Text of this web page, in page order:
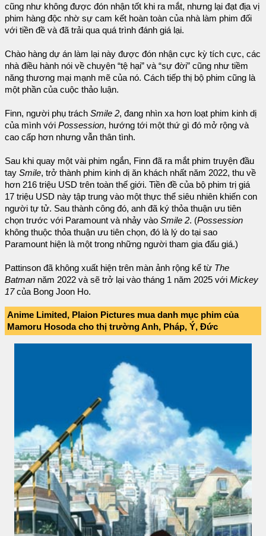
cũng như không được đón nhận tốt khi ra mắt, nhưng lại đạt địa vị
phim hàng độc nhờ sự cam kết hoàn toàn của nhà làm phim đối
với tiền đề và đã trải qua quá trình đánh giá lại.
Chào hàng dự án làm lại này được đón nhận cực kỳ tích cực, các
nhà điều hành nói về chuyện “tệ hại” và “sự đời” cũng như tiềm
năng thương mại mạnh mẽ của nó. Cách tiếp thị bộ phim cũng là
một phần của cuộc thảo luận.
Finn, người phụ trách Smile 2, đang nhìn xa hơn loạt phim kinh dị
của mình với Possession, hướng tới một thứ gì đó mở rộng và
cao cấp hơn nhưng vẫn thân tình.
Sau khi quay một vài phim ngắn, Finn đã ra mắt phim truyện đầu
tay Smile, trở thành phim kinh dị ăn khách nhất năm 2022, thu về
hơn 216 triệu USD trên toàn thế giới. Tiền đề của bộ phim trị giá
17 triệu USD này tập trung vào một thực thể siêu nhiên khiến con
người tự tử. Sau thành công đó, anh đã ký thỏa thuận ưu tiên
chọn trước với Paramount và nhảy vào Smile 2. (Possession
không thuộc thỏa thuận ưu tiên chọn, đó là lý do tại sao
Paramount hiện là một trong những người tham gia đấu giá.)
Pattinson đã không xuất hiện trên màn ảnh rộng kể từ The
Batman năm 2022 và sẽ trở lại vào tháng 1 năm 2025 với Mickey
17của Bong Joon Ho.
Anime Limited, Plaion Pictures mua danh mục phim của
Mamoru Hosoda cho thị trường Anh, Pháp, Ý, Đức